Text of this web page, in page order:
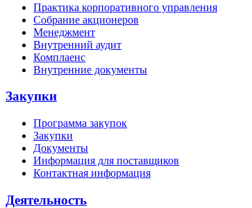
Практика корпоративного управления
Собрание акционеров
Менеджмент
Внутренний аудит
Комплаенс
Внутренние документы
Закупки
Программа закупок
Закупки
Документы
Информация для поставщиков
Контактная информация
Деятельность